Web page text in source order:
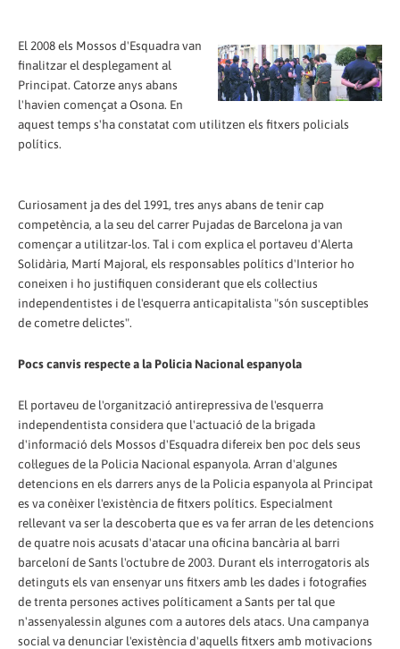
El 2008 els Mossos d'Esquadra van
finalitzar el desplegament al
Principat. Catorze anys abans
l'havien començat a Osona. En
aquest temps s'ha constatat com utilitzen els fitxers policials
polítics.
Curiosament ja des del 1991, tres anys abans de tenir cap
competència, a la seu del carrer Pujadas de Barcelona ja van
començar a utilitzar-los. Tal i com explica el portaveu d'Alerta
Solidària, Martí Majoral, els responsables polítics d'Interior ho
coneixen i ho justifiquen considerant que els col·lectius
independentistes i de l'esquerra anticapitalista "són susceptibles
de cometre delictes".
Pocs canvis respecte a la Policia Nacional espanyola
El portaveu de l'organització antirepressiva de l'esquerra
independentista considera que l'actuació de la brigada
d'informació dels Mossos d'Esquadra difereix ben poc dels seus
col·legues de la Policia Nacional espanyola. Arran d'algunes
detencions en els darrers anys de la Policia espanyola al Principat
es va conèixer l'existència de fitxers polítics. Especialment
rellevant va ser la descoberta que es va fer arran de les detencions
de quatre nois acusats d'atacar una oficina bancària al barri
barceloní de Sants l'octubre de 2003. Durant els interrogatoris als
detinguts els van ensenyar uns fitxers amb les dades i fotografies
de trenta persones actives políticament a Sants per tal que
n'assenyalessin algunes com a autores dels atacs. Una campanya
social va denunciar l'existència d'aquells fitxers amb motivacions